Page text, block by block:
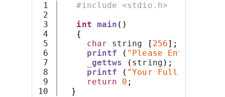
1
2
3
4
5
6
7
8
9
#include <stdio.h>
int main ()
{
char string [ 256];
printf
( "Please Enter Your
_gettws
( string );
printf
( "Your Full Name Is:
return
0 ;
}